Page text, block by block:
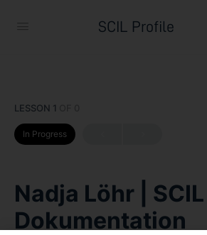
SCIL Profile
LESSON 1
In Progress
Nadja Löhr |
Dokumentation